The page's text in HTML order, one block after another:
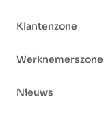
Klantenzone
Werknemerszone
Nieuws